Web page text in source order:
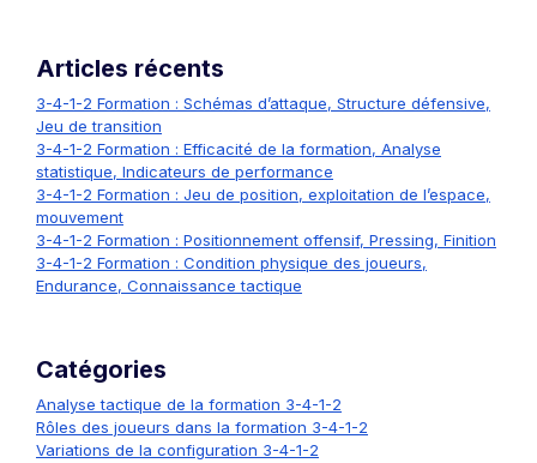
Articles récents
3-4-1-2 Formation : Schémas d’attaque, Structure défensive,
Jeu de transition
3-4-1-2 Formation : Efficacité de la formation, Analyse
statistique, Indicateurs de performance
3-4-1-2 Formation : Jeu de position, exploitation de l’espace,
mouvement
3-4-1-2 Formation : Positionnement offensif, Pressing, Finition
3-4-1-2 Formation : Condition physique des joueurs,
Endurance, Connaissance tactique
Catégories
Analyse tactique de la formation 3-4-1-2
Rôles des joueurs dans la formation 3-4-1-2
Variations de la configuration 3-4-1-2